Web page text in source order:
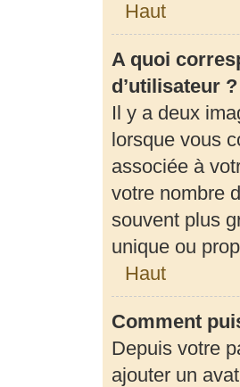
Haut
A quoi
d’utilisateur ?
Il y a deux
lorsque vous
associée à
votre nombre
souvent plus
unique ou
Haut
Comment
Depuis votre
ajouter un